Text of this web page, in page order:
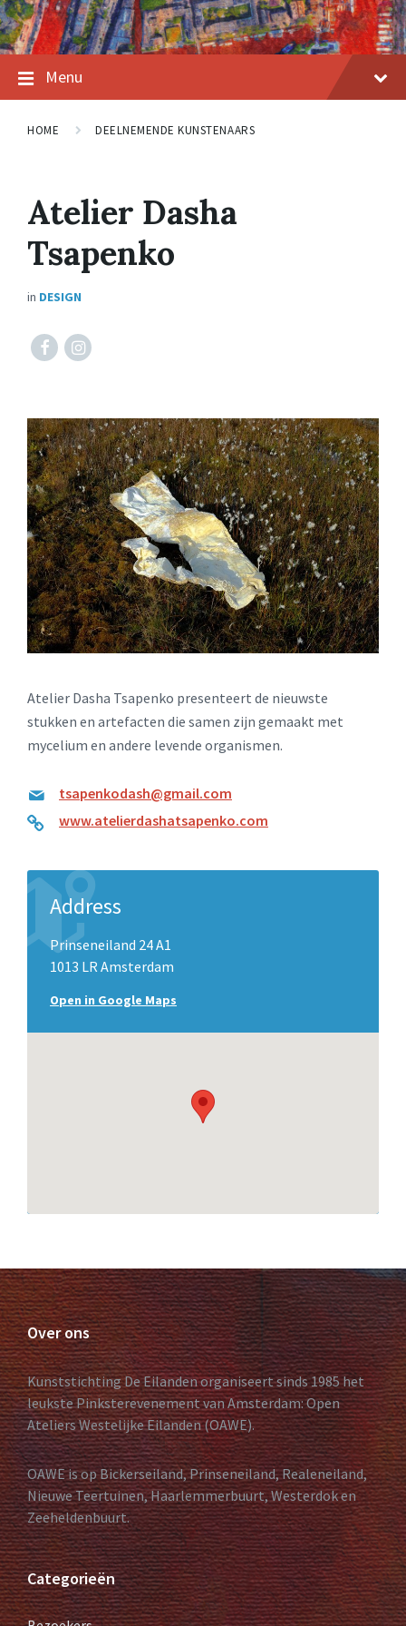
Menu
HOME DEELNEMENDE KUNSTENAARS
Atelier Dasha
Tsapenko
in DESIGN
www.facebook.com/dasha.tsapenko?
www.instagram.com/atelier__dashatsapenko/
Atelier Dasha Tsapenko presenteert de nieuwste
stukken en artefacten die samen zijn gemaakt met
mycelium en andere levende organismen.
tsapenkodash@gmail.com
www.atelierdashatsapenko.com
Address
Prinseneiland 24 A1
1013 LR Amsterdam
Open in Google Maps
Over ons
Kunststichting De Eilanden organiseert sinds 1985 het
leukste Pinksterevenement van Amsterdam: Open
Ateliers Westelijke Eilanden (OAWE).
OAWE is op Bickerseiland, Prinseneiland, Realeneiland,
Nieuwe Teertuinen, Haarlemmerbuurt, Westerdok en
Zeeheldenbuurt.
Categorieën